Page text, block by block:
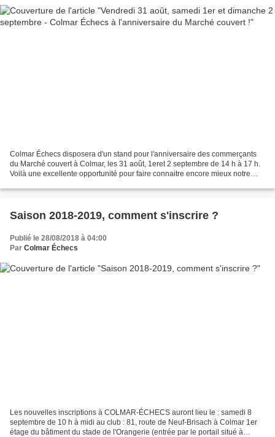
Colmar Échecs disposera d'un stand pour l'anniversaire des commerçants
du Marché couvert à Colmar, les 31 août, 1eret 2 septembre de 14 h à 17 h.
Voilà une excellente opportunité pour faire connaitre encore mieux notre
Saison 2018-2019, comment s'inscrire ?
Publié le 28/08/2018 à 04:00
Par Colmar Échecs
Les nouvelles inscriptions à COLMAR-ÉCHECS auront lieu le : samedi 8
septembre de 10 h à midi au club : 81, route de Neuf-Brisach à Colmar 1er
étage du bâtiment du stade de l'Orangerie (entrée par le portail situé à